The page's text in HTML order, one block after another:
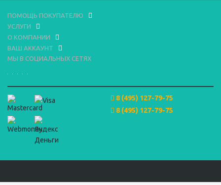
ПОМОЩЬ ПОКУПАТЕЛЮ
УСЛУГИ
О КОМПАНИИ
ВАШ АККАУНТ
МЫ В СОЦИАЛЬНЫХ СЕТЯХ
8 (495) 127-79-75
8 (495) 127-79-75